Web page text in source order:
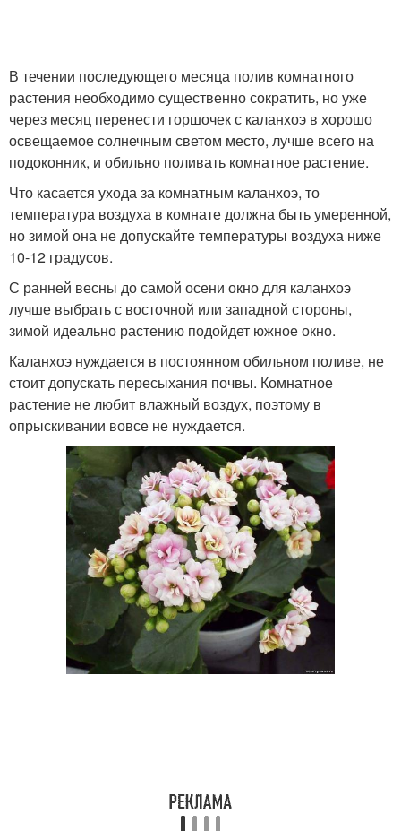
В течении последующего месяца полив комнатного
растения необходимо существенно сократить, но уже
через месяц перенести горшочек с каланхоэ в хорошо
освещаемое солнечным светом место, лучше всего на
подоконник, и обильно поливать комнатное растение.
Что касается ухода за комнатным каланхоэ, то
температура воздуха в комнате должна быть умеренной,
но зимой она не допускайте температуры воздуха ниже
10-12 градусов.
С ранней весны до самой осени окно для каланхоэ
лучше выбрать с восточной или западной стороны,
зимой идеально растению подойдет южное окно.
Каланхоэ нуждается в постоянном обильном поливе, не
стоит допускать пересыхания почвы. Комнатное
растение не любит влажный воздух, поэтому в
опрыскивании вовсе не нуждается.